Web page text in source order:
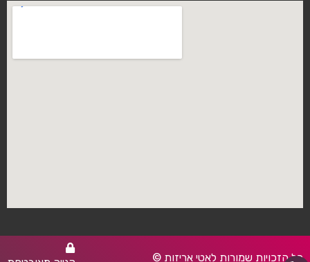
כל הזכויות שמורות לאטי אריזות ©